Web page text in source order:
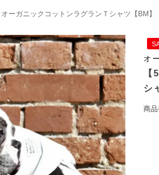
オーガニックコットンラグランＴシャツ【BM】
オ
シ
商